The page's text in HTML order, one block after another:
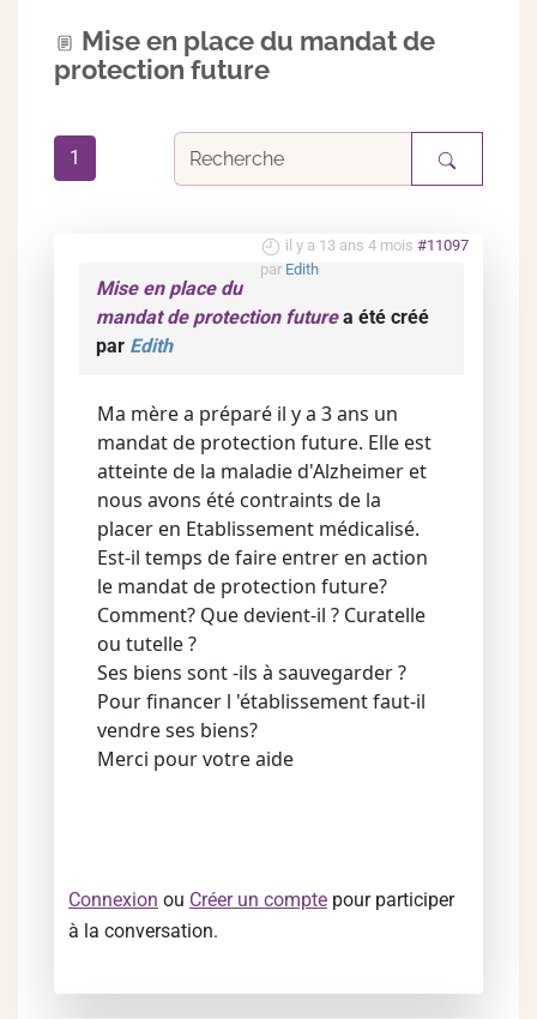
Mise en place du mandat de
protection future
1
il y a 13 ans 4 mois #11097
par Edith
Mise en place du
mandat de protection futurea été créé
par Edith
Ma mère a préparé il y a 3 ans un
mandat de protection future. Elle est
atteinte de la maladie d'Alzheimer et
nous avons été contraints de la
placer en Etablissement médicalisé.
Est-il temps de faire entrer en action
le mandat de protection future?
Comment? Que devient-il ? Curatelle
ou tutelle ?
Ses biens sont -ils à sauvegarder ?
Pour financer l 'établissement faut-il
vendre ses biens?
Merci pour votre aide
Connexion ou Créer un compte pour participer
à la conversation.